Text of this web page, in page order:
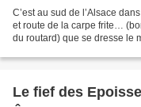
C’est au sud de l’Alsace
et route de la carpe frite…
du routard) que se dresse le
Le fief des